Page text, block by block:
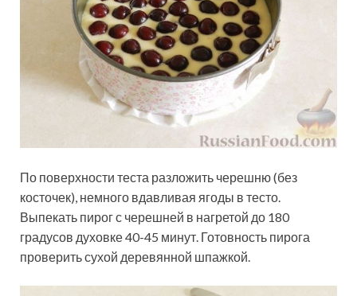
По поверхности теста разложить черешню (без
косточек), немного вдавливая ягоды в тесто.
Выпекать пирог с черешней в нагретой до 180
градусов духовке 40-45 минут. Готовность пирога
проверить сухой деревянной шпажкой.